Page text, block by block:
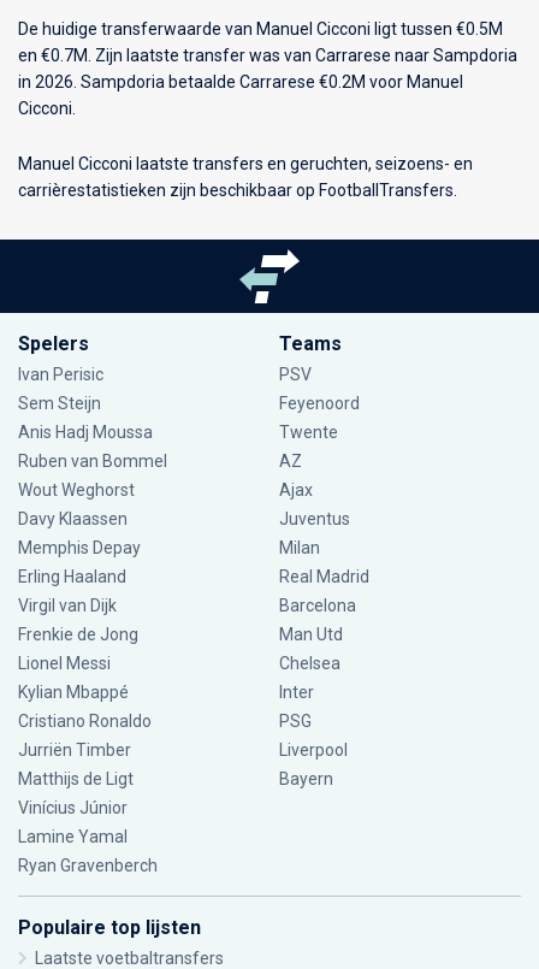
De huidige transferwaarde van Manuel Cicconi ligt tussen €0.5M
en €0.7M. Zijn laatste transfer was van Carrarese naar Sampdoria
in 2026. Sampdoria betaalde Carrarese €0.2M voor Manuel
Cicconi.
Manuel Cicconi laatste transfers en geruchten, seizoens- en
carrièrestatistieken zijn beschikbaar op FootballTransfers.
Spelers
Ivan Perisic
Sem Steijn
Anis Hadj Moussa
Ruben van Bommel
Wout Weghorst
Davy Klaassen
Memphis Depay
Erling Haaland
Virgil van Dijk
Frenkie de Jong
Lionel Messi
Kylian Mbappé
Cristiano Ronaldo
Jurriën Timber
Matthijs de Ligt
Vinícius Júnior
Lamine Yamal
Ryan Gravenberch
Teams
PSV
Feyenoord
Twente
AZ
Ajax
Juventus
Milan
Real Madrid
Barcelona
Man Utd
Chelsea
Inter
PSG
Liverpool
Bayern
Populaire top lijsten
Laatste voetbaltransfers